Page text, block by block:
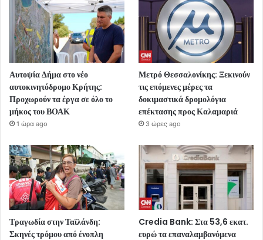
Αυτοψία Δήμα στο νέο
αυτοκινητόδρομο Κρήτης:
Προχωρούν τα έργα σε όλο το
μήκος του ΒΟΑΚ
1 ώρα ago
Μετρό Θεσσαλονίκης: Ξεκινούν
τις επόμενες μέρες τα
δοκιμαστικά δρομολόγια
επέκτασης προς Καλαμαριά
3 ώρες ago
Τραγωδία στην Ταϊλάνδη:
Σκηνές τρόμου από ένοπλη
Credia Bank: Στα 53,6 εκατ.
ευρώ τα επαναλαμβανόμενα